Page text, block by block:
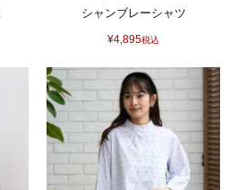
シャンブレーシャツ
¥4,895税込